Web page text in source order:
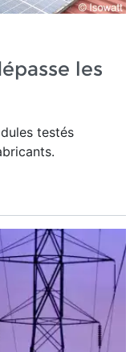
les
testés